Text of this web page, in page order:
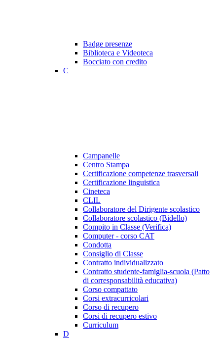
Badge presenze
Biblioteca e Videoteca
Bocciato con credito
C
Campanelle
Centro Stampa
Certificazione competenze trasversali
Certificazione linguistica
Cineteca
CLIL
Collaboratore del Dirigente scolastico
Collaboratore scolastico (Bidello)
Compito in Classe (Verifica)
Computer - corso CAT
Condotta
Consiglio di Classe
Contratto individualizzato
Contratto studente-famiglia-scuola (Patto
di corresponsabilità educativa)
Corso compattato
Corsi extracurricolari
Corso di recupero
Corsi di recupero estivo
Curriculum
D